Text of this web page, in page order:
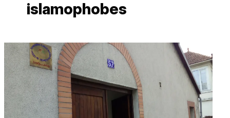
islamophobes